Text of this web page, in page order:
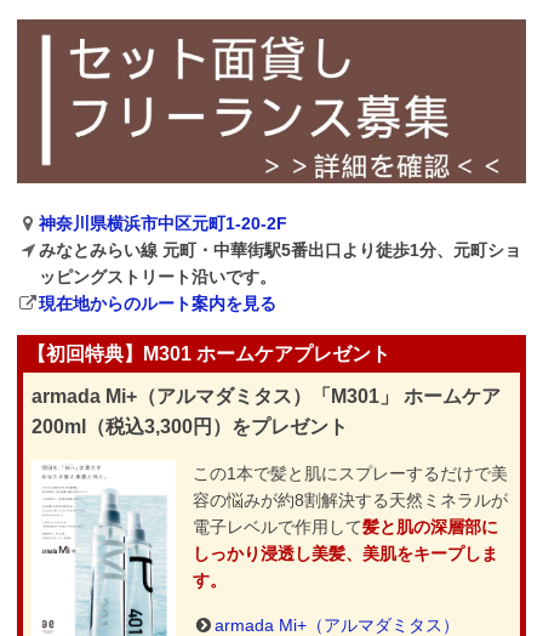
神奈川県横浜市中区元町1-20-2F
みなとみらい線 元町・中華街駅5番出口より徒歩1分、元町ショ
ッピングストリート沿いです。
現在地からのルート案内を見る
【初回特典】M301 ホームケアプレゼント
armada Mi+（アルマダミタス）「M301」 ホームケア
200ml（税込3,300円）をプレゼント
この1本で髪と肌にスプレーするだけで美
容の悩みが約8割解決する天然ミネラルが
電子レベルで作用して髪と肌の深層部に
しっかり浸透し美髪、美肌をキープしま
す。
armada Mi+（アルマダミタス）